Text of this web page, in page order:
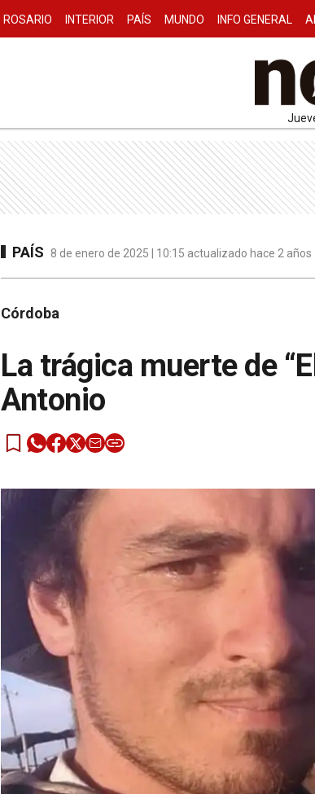
ROSARIO INTERIOR PAÍS MUNDO INFO GENERAL
PAÍS 8 de enero de 2025 | 10:15 actualizado hace 2 años
Córdoba
La trágica muerte de
Antonio